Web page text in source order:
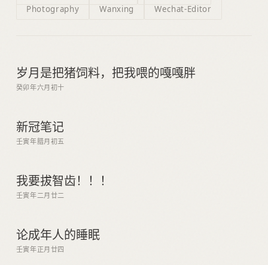
Photography
Wanxing Wechat-Editor
岁月是把猪饲料，把我喂的嘎嘎胖
癸卯年六月初十
新冠笔记
壬寅年腊月初五
我要拔智齿！！！
壬寅年二月廿二
论成年人的睡眠
壬寅年正月廿四